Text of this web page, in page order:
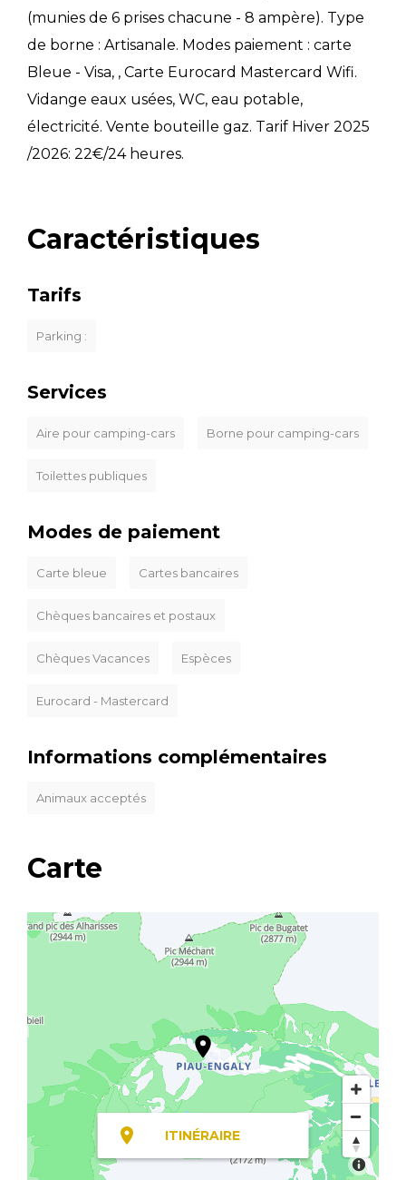
(munies de 6 prises chacune - 8 ampère). Type
de borne : Artisanale. Modes paiement : carte
Bleue - Visa, , Carte Eurocard Mastercard Wifi.
Vidange eaux usées, WC, eau potable,
électricité. Vente bouteille gaz. Tarif Hiver 2025
/2026: 22€/24 heures.
Caractéristiques
Tarifs
Parking :
Services
Aire pour camping-cars Borne pour camping-cars
Toilettes publiques
Modes de paiement
Carte bleue Cartes bancaires
Chèques bancaires et postaux
Chèques Vacances Espèces
Eurocard - Mastercard
Informations complémentaires
Animaux acceptés
Carte
ITINÉRAIRE